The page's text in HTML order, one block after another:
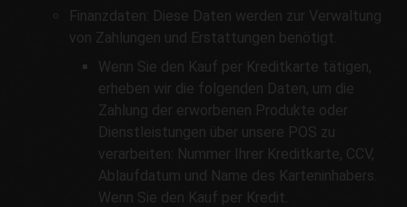
Finanzdaten: Diese Daten werden zur Verwaltung
von Zahlungen und Erstattungen benötigt.
Wenn Sie den Kauf per Kreditkarte tätigen,
erheben wir die folgenden Daten, um die
Zahlung der erworbenen Produkte oder
Dienstleistungen über unsere POS zu
verarbeiten: Nummer Ihrer Kreditkarte, CCV,
Ablaufdatum und Name des Karteninhabers.
Wenn Sie den Kauf per Kredit.